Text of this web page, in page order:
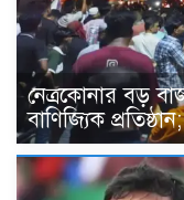
নেত্রকোনার বড়
বাণিজ্যিক